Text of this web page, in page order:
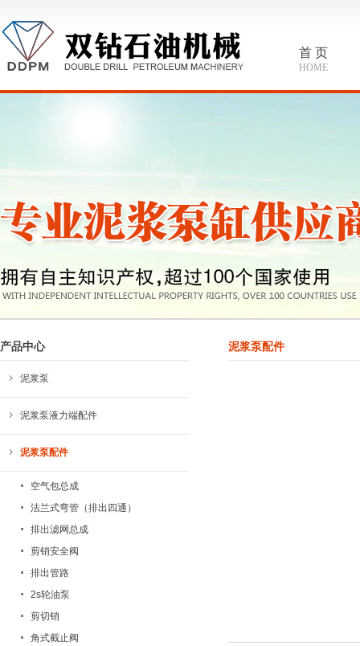
首 页
HOME
产品中心
泥浆泵
泥浆泵液力端配件
泥浆泵配件
空气包总成
法兰式弯管（排出四通）
排出滤网总成
剪销安全阀
排出管路
2s轮油泵
剪切销
角式截止阀
泥浆泵配件